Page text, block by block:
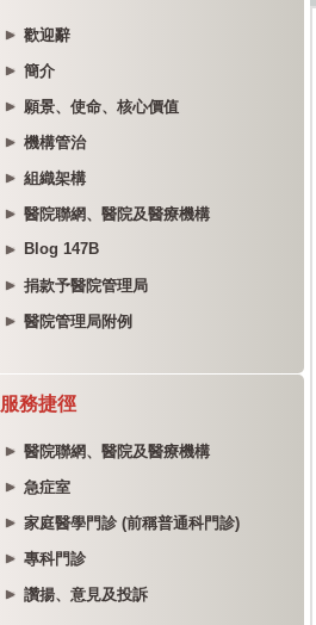
歡迎辭
簡介
願景、使命、核心價值
機構管治
組織架構
醫院聯網、醫院及醫療機構
Blog 147B
捐款予醫院管理局
醫院管理局附例
服務捷徑
醫院聯網、醫院及醫療機構
急症室
家庭醫學門診 (前稱普通科門診)
專科門診
讚揚、意見及投訴